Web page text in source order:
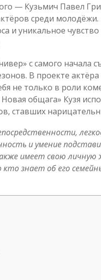
— Кузьмич Павел
среди
и уникальное
с самого начала
В проекте
не только в роли
общага» Кузя
ставших
и умение
имеет свою личную
знает об его